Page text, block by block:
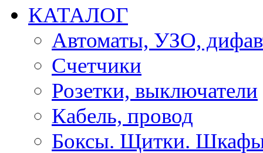
КАТАЛОГ
Автоматы, УЗО,
Счетчики
Розетки, выключатели
Кабель, провод
Боксы. Щитки.